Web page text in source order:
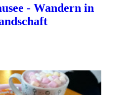
- Wandern in